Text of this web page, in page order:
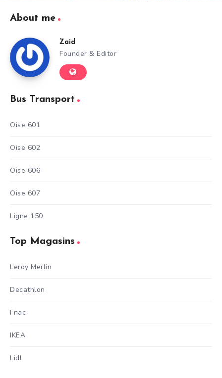
About me
Zaid
Founder & Editor
Bus Transport
Oise 601
Oise 602
Oise 606
Oise 607
Ligne 150
Top Magasins
Leroy Merlin
Decathlon
Fnac
IKEA
Lidl